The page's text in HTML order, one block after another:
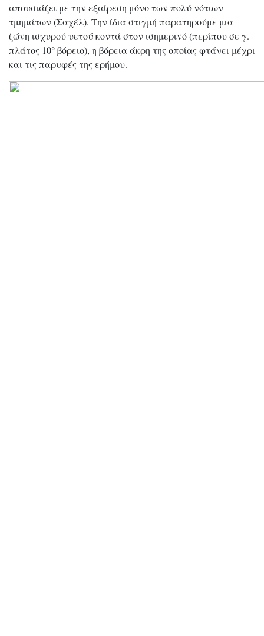
απουσιάζει με την εξαίρεση μόνο των πολύ νότιων
τμημάτων (Σαχέλ). Την ίδια στιγμή παρατηρούμε μια
ζώνη ισχυρού υετού κοντά στον ισημερινό (περίπου σε γ.
πλάτος 10° βόρειο), η βόρεια άκρη της οποίας φτάνει μέχρι
και τις παρυφές της ερήμου.